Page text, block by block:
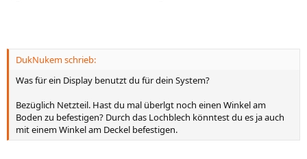
DukNukem schrieb:
Was für ein Display benutzt du für dein System?
Bezüglich Netzteil. Hast du mal überlgt noch einen Winkel am
Boden zu befestigen? Durch das Lochblech könntest du es ja auch
mit einem Winkel am Deckel befestigen.